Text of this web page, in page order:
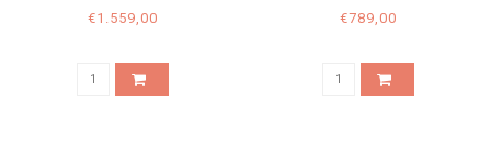
€1.559,00
COMMODE OAK
€789,00